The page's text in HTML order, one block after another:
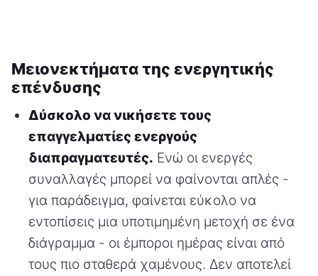
Μειονεκτήματα της ενεργητικής
επένδυσης
Δύσκολο να νικήσετε τους
επαγγελματίες ενεργούς
διαπραγματευτές. Ενώ οι ενεργές
συναλλαγές μπορεί να φαίνονται απλές -
για παράδειγμα, φαίνεται εύκολο να
εντοπίσεις μια υποτιμημένη μετοχή σε ένα
διάγραμμα - οι έμποροι ημέρας είναι από
τους πιο σταθερά χαμένους. Δεν αποτελεί